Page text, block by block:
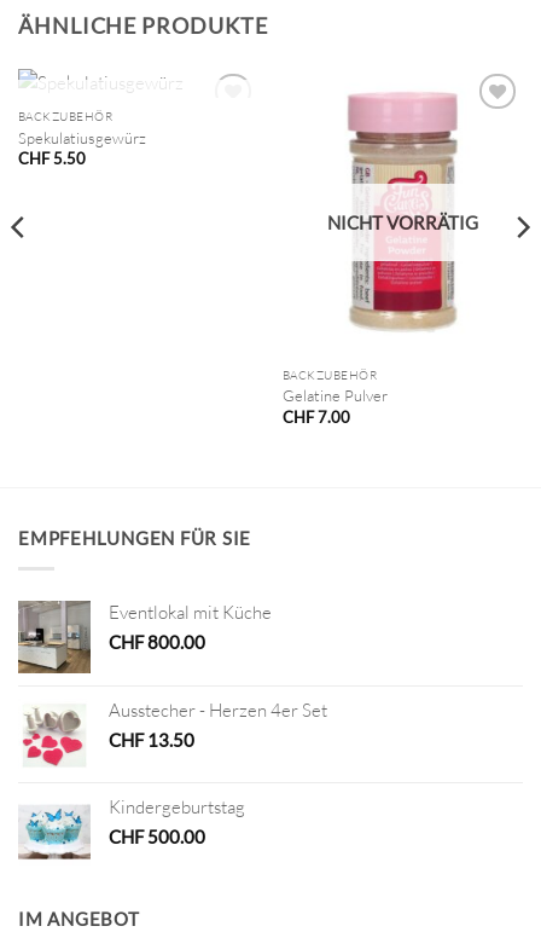
ÄHNLICHE PRODUKTE
NICHT VORRÄTIG
BACKZUBEHÖR
Spekulatiusgewürz
CHF5.50
NICHT VORRÄTIG
BACKZUBEHÖR
Gelatine Pulver
CHF7.00
EMPFEHLUNGEN FÜR SIE
Eventlokal mit Küche
CHF800.00
Ausstecher - Herzen 4er Set
CHF13.50
Kindergeburtstag
CHF500.00
IM ANGEBOT